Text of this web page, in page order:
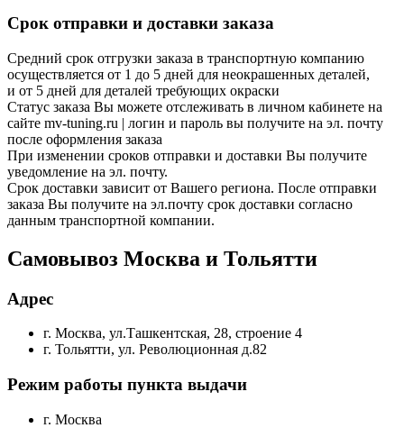
Срок отправки и доставки заказа
Средний срок отгрузки заказа в транспортную компанию
осуществляется от 1 до 5 дней для неокрашенных деталей,
и от 5 дней для деталей требующих окраски
Статус заказа Вы можете отслеживать в личном кабинете на
сайте mv-tuning.ru | логин и пароль вы получите на эл. почту
после оформления заказа
При изменении сроков отправки и доставки Вы получите
уведомление на эл. почту.
Срок доставки зависит от Вашего региона. После отправки
заказа Вы получите на эл.почту срок доставки согласно
данным транспортной компании.
Самовывоз Москва и Тольятти
Адрес
г. Москва, ул.Ташкентская, 28, строение 4
г. Тольятти, ул. Революционная д.82
Режим работы пункта выдачи
г. Москва